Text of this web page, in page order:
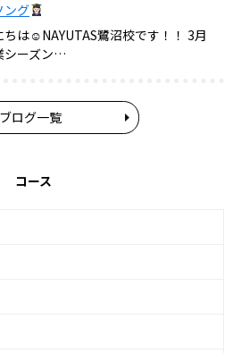
ング
ちは☺NAYUTAS鷺沼校です！！ 3月
シーズン…
ブログ一覧
コース